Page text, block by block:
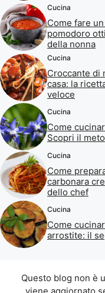
Cucina
Come fare
pomodoro
della nonna
Cucina
Croccante di
casa: la
veloce
Cucina
Come
Scopri il
Cucina
Come
carbonara
dello chef
Cucina
Come
arrostite: il
Questo blog non è